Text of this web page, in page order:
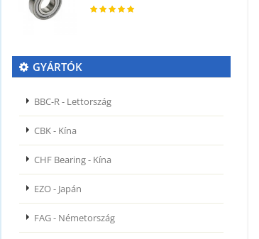
GYÁRTÓK
BBC-R - Lettország
CBK - Kína
CHF Bearing - Kína
EZO - Japán
FAG - Németország